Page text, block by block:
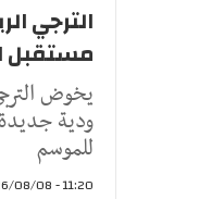
الترجي
مستقبل
يخوض
ودية
للموسم
11:20 - 2026/08/08